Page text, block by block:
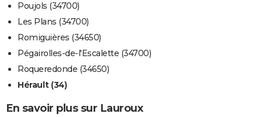
Poujols (34700)
Les Plans (34700)
Romiguières (34650)
Pégairolles-de-l'Escalette (34700)
Roqueredonde (34650)
Hérault (34)
En savoir plus sur Lauroux